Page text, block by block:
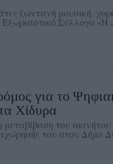
ζωντανή μουσική,
Εξωραϊστικό Σύλλογο
για το
Χίδυρα
του ακινήτου
του στον Δήμο